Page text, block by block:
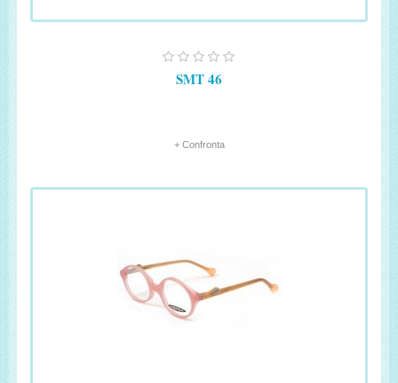
SMT 46
+ Confronta